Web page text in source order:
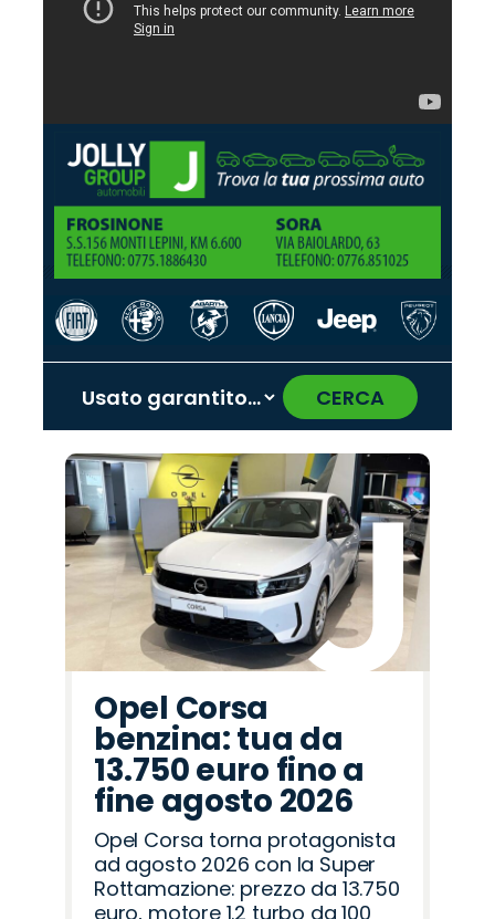
CERCA
Promo
Lancia
Promo
Citroën
Promo
Omoda
Promo
Cupra
Promo
Abarth
Promo
Jaecoo
Promo
Jeep
Promo
Peugeot
Promo
Seat
Promo
Fiat
Promo
Hyundai
Promo
Opel
Promo
Mazda
Promo
Land
Rover
Promo
Alfa
Romeo
‹ ›
Opel Corsa
benzina: tua da
13.750 euro fino a
fine agosto 2026
Opel Corsa torna protagonista
ad agosto 2026 con la Super
Rottamazione: prezzo da 13.750
euro, motore 1.2 turbo da 100